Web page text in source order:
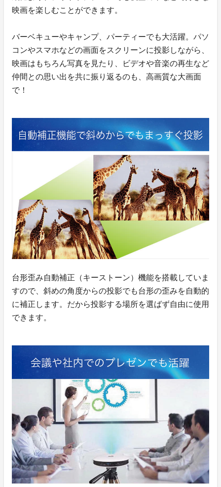
映画を楽しむことができます。
バーベキューやキャンプ、パーティーでも大活躍。パソ
コンやスマホなどの画面をスクリーンに投影しながら、
映画はもちろん写真を見たり、ビデオや音楽の再生など
仲間との思い出を共に振り返るのも、高画質な大画面
で！
台形歪み自動補正（キーストーン）機能を搭載していま
すので、斜めの角度からの投影でも台形の歪みを自動的
に補正します。だから投影する場所を選ばず自由に使用
できます。